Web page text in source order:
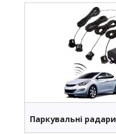
Паркувальні радари